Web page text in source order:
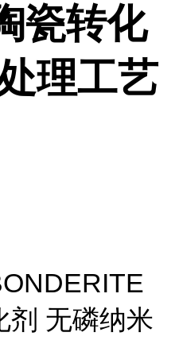
瓷转化
理工艺
剂 无磷纳米